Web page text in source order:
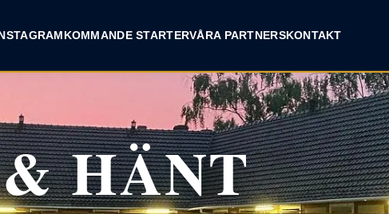
KOMMANDE STARTERVÅRA PARTNERSKONTAKT
HÄNT